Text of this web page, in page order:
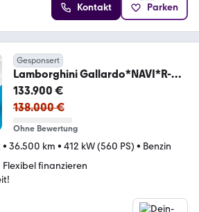
Kontakt Parken
Gesponsert
Lamborghini Gallardo*NAVI*R-
KAMERA*ALLRAD*
133.900 €
138.000 €
Ohne Bewertung
• 36.500 km • 412 kW (560 PS) • Benzin
Flexibel finanzieren